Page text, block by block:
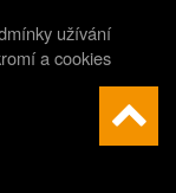
užívání
a cookies